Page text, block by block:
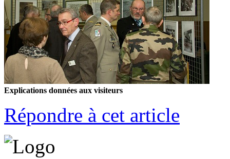
Explications données aux visiteurs
Répondre à cet article